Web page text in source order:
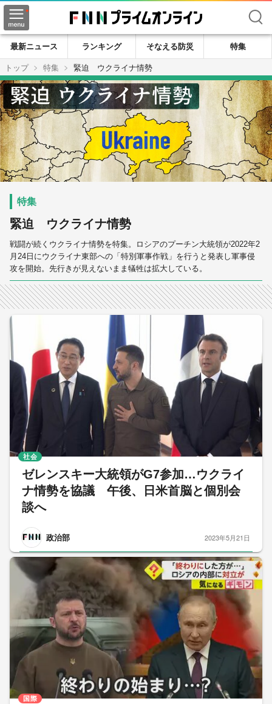
検索
最新ニュース ランキング そなえる防災
特集
トップ
特集 緊迫 ウクライナ情勢
緊迫 ウクライナ情勢
戦闘が続くウクライナ情勢を特集。ロシアのプーチン大統領が2022年2
月24日にウクライナ東部への「特別軍事作戦」を行うと発表し軍事侵
攻を開始。先行きが見えないまま犠牲は拡大している。
ゼレンスキー大統領がG7参加…ウクライ
ナ情勢を協議 午後、日米首脳と個別会
談へ
政治部
社会
2023年5月21日
国際